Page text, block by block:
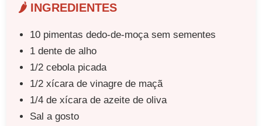
🌶️ INGREDIENTES
10 pimentas dedo-de-moça sem sementes
1 dente de alho
1/2 cebola picada
1/2 xícara de vinagre de maçã
1/4 de xícara de azeite de oliva
Sal a gosto